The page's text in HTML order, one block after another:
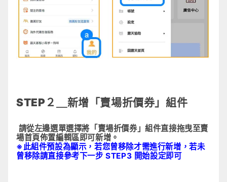
STEP２＿新增「賣場折價券」組件
請從左邊選單選擇將「賣場折價券」組件直接拖曳至賣
場首頁佈置編輯區即可新增。
※此組件預設為顯示，若您曾移除才需進行新增，若未
曾移除請直接參考下一步 STEP3 開始設定即可